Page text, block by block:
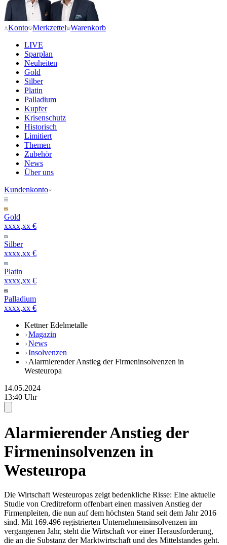
Konto Merkzettel Warenkorb
LIVE
Sparplan
Neuheiten
Gold
Silber
Platin
Palladium
Kupfer
Krisenschutz
Historisch
Limitiert
Themen
Zubehör
News
Über uns
Kundenkonto
Gold
xxxx,xx €
Silber
xxxx,xx €
Platin
xxxx,xx €
Palladium
xxxx,xx €
Kettner Edelmetalle
Magazin
News
Insolvenzen
Alarmierender Anstieg der Firmeninsolvenzen in
Westeuropa
14.05.2024
13:40 Uhr
Alarmierender Anstieg der
Firmeninsolvenzen in
Westeuropa
Die Wirtschaft Westeuropas zeigt bedenkliche Risse: Eine aktuelle
Studie von Creditreform offenbart einen massiven Anstieg der
Firmenpleiten, die nun auf dem höchsten Stand seit dem Jahr 2016
sind. Mit 169.496 registrierten Unternehmensinsolvenzen im
vergangenen Jahr, steht die Wirtschaft vor einer Herausforderung,
die an die Substanz der Marktwirtschaft und des Mittelstandes geht.